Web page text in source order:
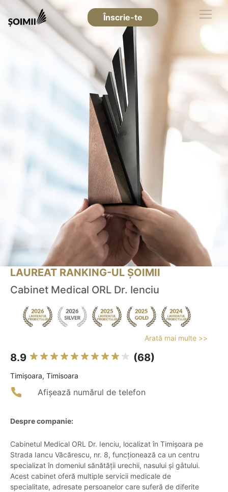
Înscrie-te
LAUREAT RANKING-UL ȘOIMII
Cabinet Medical ORL Dr. Ienciu
Arată mai multe >>
8.9 (68)
Timişoara, Timisoara
Afișează numărul de telefon
Despre companie:
Cabinetul Medical ORL Dr. Ienciu, localizat în Timișoara pe
Strada Iancu Văcărescu, nr. 8, funcționează ca un centru
specializat în domeniul sănătății urechii, nasului și gâtului.
Acest cabinet oferă multiple servicii medicale de
specialitate, adresate persoanelor care suferă de diferite